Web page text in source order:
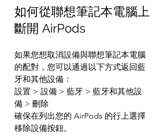
如何從聯想筆記本電腦上
斷開 AirPods
如果您想取消設備與聯想筆記本電腦
的配對，您可以通過以下方式返回藍​​
牙和其他設備：
設置 > 設備 > 藍牙 > 藍牙和其他設
備 > 刪除
確保在列出您的 AirPods 的行上選擇
移除設備按鈕。